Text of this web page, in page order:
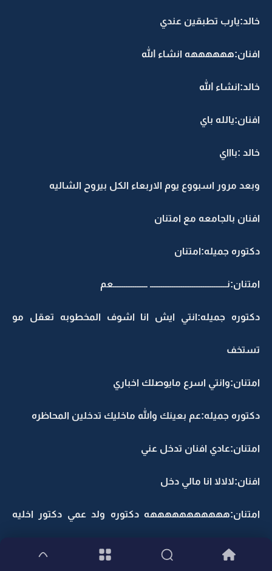
خالد:يارب تطبقين عندي
افنان:ههههههه انشاء الله
خالد:انشاء الله
افنان:يالله باي
خالد :باااي
وبعد مرور اسبووع يوم الاربعاء الكل بيروح الشاليه
افنان بالجامعه مع امتنان
دكتوره جميله:امتنان
امتنان:نــــــــــــــــــــــــــــــــــــــــــ ـــــــــــــــــــعم
دكتوره جميله:انتي ايش انا اشوف المخطوبه تعقل مو
تستخف
امتنان:وانتي اسرع مايوصلك اخباري
دكتوره جميله:عم بعينك والله ماخليك تدخلين المحاظره
امتنان:عادي افنان تدخل عني
افنان:لالالا انا مالي دخل
امتنان:هههههههههههه دكتوره ولد عمي دكتور اخليه
يعيني بالواسطه